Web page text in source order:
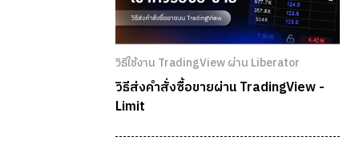
วิธีใช้งาน TradingView ผ่าน Liberator
วิธีส่งคำสั่งซื้อขายผ่าน TradingView -
Limit